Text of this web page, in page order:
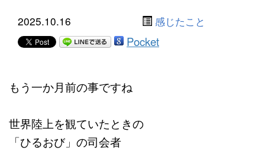
2025.10.16 感じたこと
Pocket
もう一か月前の事ですね
世界陸上を観ていたときの
「ひるおび」の司会者